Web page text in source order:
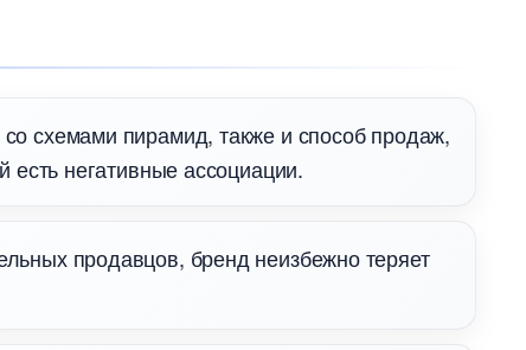
схемами пирамид, также и способ продаж,
негативные ассоциации.
продавцов, бренд неизбежно теряет